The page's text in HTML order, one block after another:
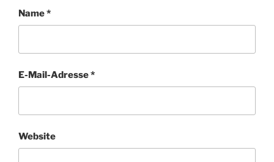
Name*
E-Mail-Adresse*
Website